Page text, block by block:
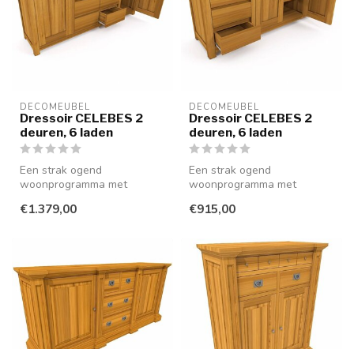
DECOMEUBEL
Dressoir CELEBES 2
deuren, 6 laden
Een strak ogend
woonprogramma met
uitgevoerd in glad ...
€1.379,00
DECOMEUBEL
Dressoir CELEBES 2
deuren, 6 laden
Een strak ogend
woonprogramma met
uitgevoerd in glad ...
€915,00